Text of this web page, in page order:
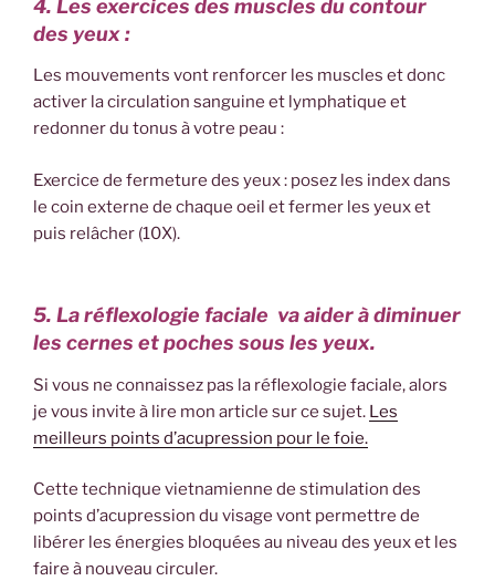
4. Les exercices des muscles du contour
des yeux :
Les mouvements vont renforcer les muscles et donc
activer la circulation sanguine et lymphatique et
redonner du tonus à votre peau :
Exercice de fermeture des yeux : posez les index dans
le coin externe de chaque oeil et fermer les yeux et
puis relâcher (10X).
5. La réflexologie faciale va aider à diminuer
les cernes et poches sous les yeux.
Si vous ne connaissez pas la réflexologie faciale, alors
je vous invite à lire mon article sur ce sujet. Les
meilleurs points d’acupression pour le foie.
Cette technique vietnamienne de stimulation des
points d’acupression du visage vont permettre de
libérer les énergies bloquées au niveau des yeux et les
faire à nouveau circuler.